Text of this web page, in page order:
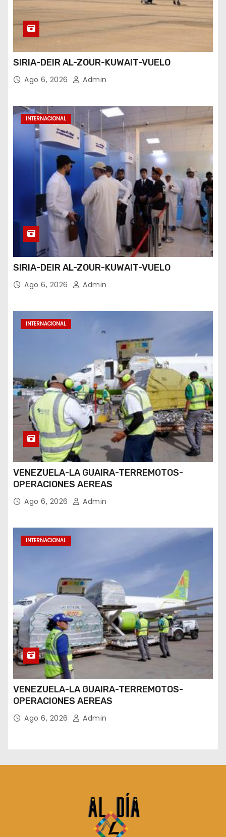
SIRIA-DEIR AL-ZOUR-KUWAIT-VUELO
Ago 6, 2026 Admin
INTERNACIONAL
SIRIA-DEIR AL-ZOUR-KUWAIT-VUELO
Ago 6, 2026 Admin
INTERNACIONAL
VENEZUELA-LA GUAIRA-TERREMOTOS-
OPERACIONES AEREAS
Ago 6, 2026 Admin
INTERNACIONAL
VENEZUELA-LA GUAIRA-TERREMOTOS-
OPERACIONES AEREAS
Ago 6, 2026 Admin